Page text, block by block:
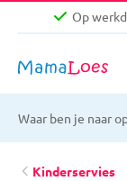
Op
Op
Kinderservies